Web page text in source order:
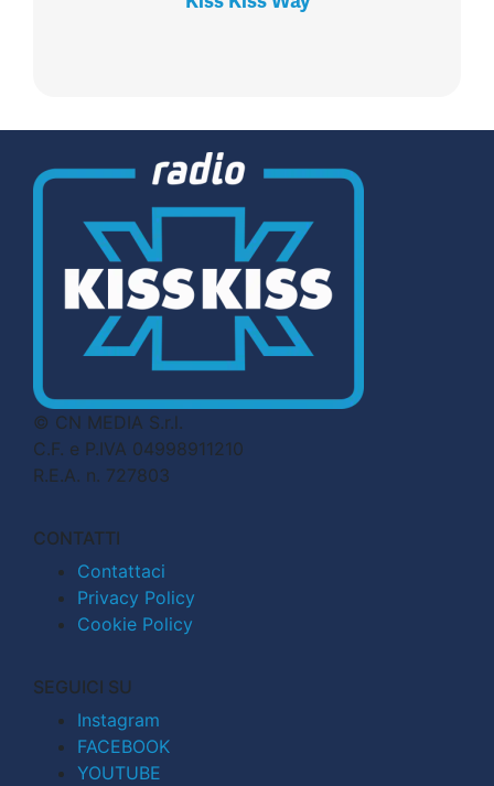
© CN MEDIA S.r.l.
C.F. e P.IVA 04998911210
R.E.A. n. 727803
CONTATTI
Contattaci
Privacy Policy
Cookie Policy
SEGUICI SU
Instagram
FACEBOOK
YOUTUBE